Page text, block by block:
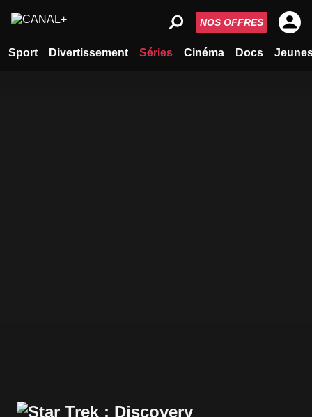
Sport Divertissement Séries Cinéma Docs
NOS OFFRES